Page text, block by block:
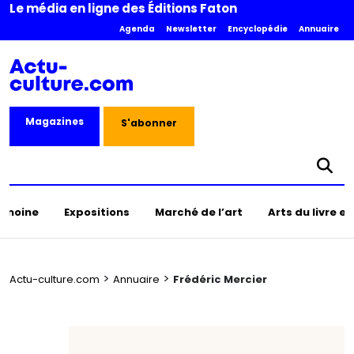
Le média en ligne des Éditions Faton
Agenda Newsletter Encyclopédie Annuaire
Magazines S'abonner
Expositions Marché de l’art Arts du livre
Actu-culture.com > Annuaire > Frédéric Mercier